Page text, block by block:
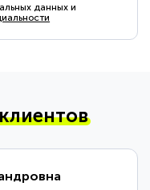
данных и